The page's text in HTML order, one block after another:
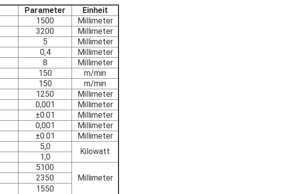
Parameter
Einheit
1500
Millimeter
3200
Millimeter
5
Millimeter
0,4
Millimeter
8
Millimeter
150
m/min
150
m/min
1250
Millimeter
0,001
Millimeter
±0.01
Millimeter
0,001
Millimeter
±0.01
Millimeter
5,0
Kilowatt
1,0
5100
Millimeter
2350
1550